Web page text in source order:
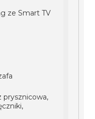
ze Smart TV
prysznicowa,